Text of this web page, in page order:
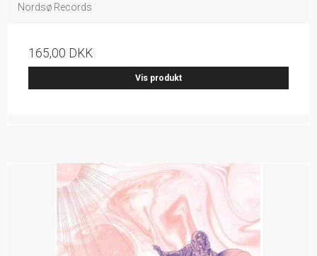
Nordsø Records
165,00 DKK
Vis produkt